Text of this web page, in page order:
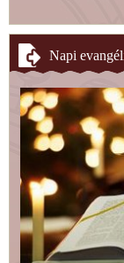
Napi